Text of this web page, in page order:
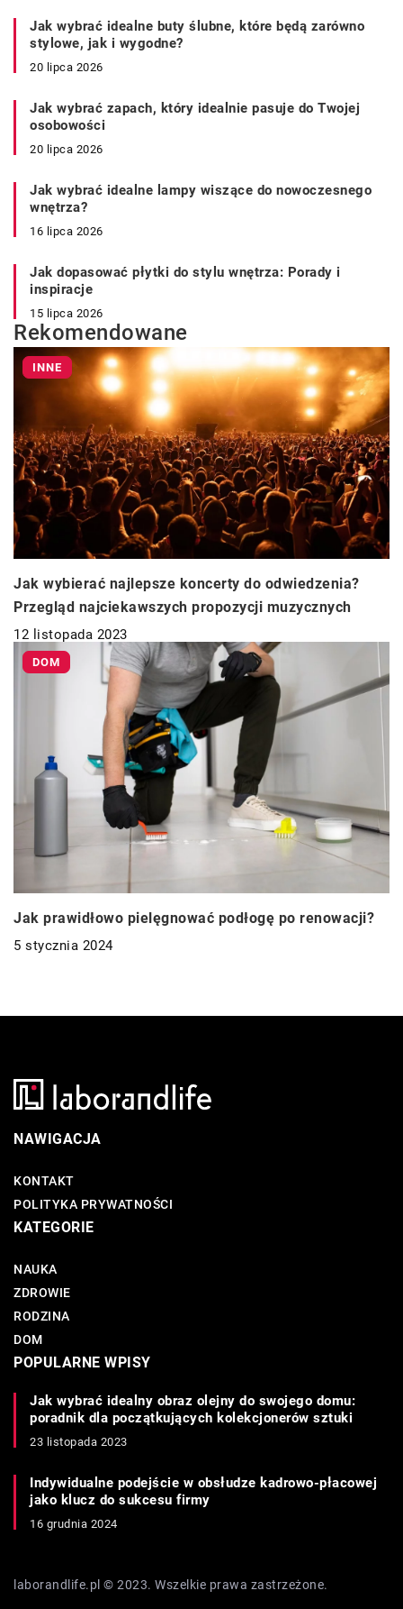
Jak wybrać idealne buty ślubne, które będą zarówno
stylowe, jak i wygodne?
20 lipca 2026
Jak wybrać zapach, który idealnie pasuje do Twojej
osobowości
20 lipca 2026
Jak wybrać idealne lampy wiszące do nowoczesnego
wnętrza?
16 lipca 2026
Jak dopasować płytki do stylu wnętrza: Porady i
inspiracje
15 lipca 2026
Rekomendowane
INNE
Jak wybierać najlepsze koncerty do odwiedzenia?
Przegląd najciekawszych propozycji muzycznych
12 listopada 2023
DOM
Jak prawidłowo pielęgnować podłogę po renowacji?
5 stycznia 2024
NAWIGACJA
KONTAKT
POLITYKA PRYWATNOŚCI
KATEGORIE
NAUKA
ZDROWIE
RODZINA
DOM
POPULARNE WPISY
Jak wybrać idealny obraz olejny do swojego domu:
poradnik dla początkujących kolekcjonerów sztuki
23 listopada 2023
Indywidualne podejście w obsłudze kadrowo-płacowej
jako klucz do sukcesu firmy
16 grudnia 2024
laborandlife.pl © 2023. Wszelkie prawa zastrzeżone.